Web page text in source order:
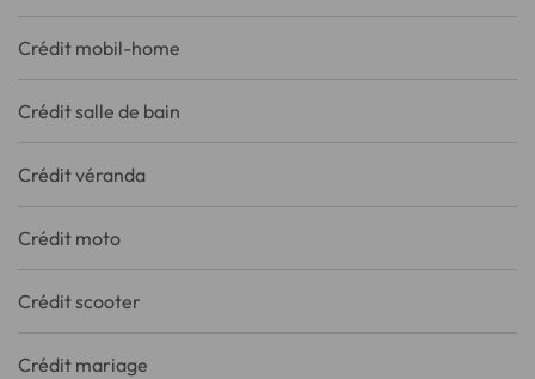
Crédit mobil-home
Crédit salle de bain
Crédit véranda
Crédit moto
Crédit scooter
Crédit mariage